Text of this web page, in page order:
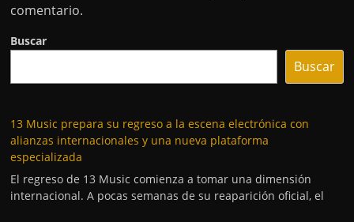
comentario.
Buscar
Buscar
13 Music prepara su regreso a la escena electrónica con
alianzas internacionales y una nueva plataforma
especializada
El regreso de 13 Music comienza a tomar una dimensión
internacional. A pocas semanas de su reaparición oficial, el